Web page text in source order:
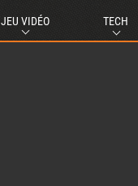
JEU VIDÉO TECH